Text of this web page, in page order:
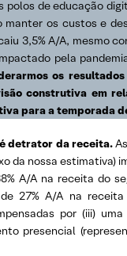
polos de educação
manter os custos e
3,5% A/A, mesmo
pela
os
construtiva em
para a temporada
detrator da receita.
da nossa estimativa)
A/A na receita do
27% A/A na
por (iii)
presencial